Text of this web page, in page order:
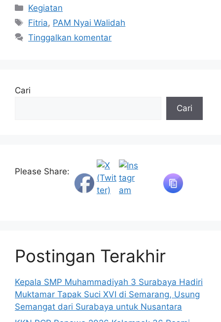
Kategori
Kegiatan
Tag
Fitria, PAM Nyai Walidah
Tinggalkan komentar
Cari
Cari
Please Share:
Postingan Terakhir
Kepala SMP Muhammadiyah 3 Surabaya Hadiri
Muktamar Tapak Suci XVI di Semarang, Usung
Semangat dari Surabaya untuk Nusantara